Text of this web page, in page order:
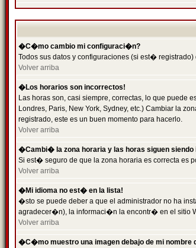
�C�mo cambio mi configuraci�n?
Todos sus datos y configuraciones (si est�
Volver arriba
�Los horarios son incorrectos!
Las horas son, casi siempre, correctas, lo que puede
Londres, Paris, New York, Sydney, etc.) Cambiar la
registrado, este es un buen momento para hacerlo.
Volver arriba
�Cambi� la zona horaria y las horas siguen siendo
Si est� seguro de que la zona horaria es correcta es
Volver arriba
�Mi idioma no est� en la lista!
�sto se puede deber a que el administrador no ha
agradecer�n), la informaci�n la encontr� en el sitio
Volver arriba
�C�mo muestro una imagen debajo de mi nombre